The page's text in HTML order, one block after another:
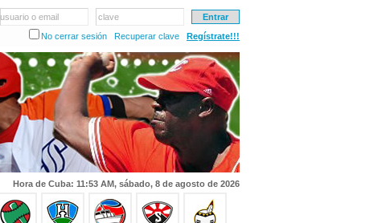
usuario o email
clave
No cerrar sesión
Recuperar clave Regístrate!!!
Hora de Cuba: 11:53 AM, sábado, 8 de agosto de 2026